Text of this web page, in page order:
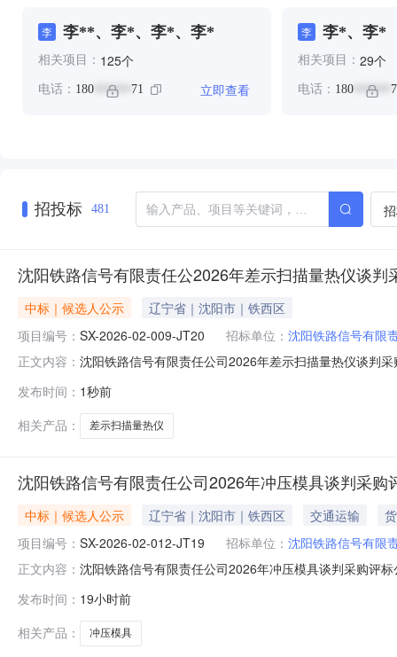
李 李**、李*、李*、李*
相关项目： 125个
电话： 180 ****** 71 立即查看
李 李*、李*
相关项目： 29个
电话： 180******
招投标 481
沈阳铁路信号有限责任公2026年差示扫描量热仪谈判
中标｜候选人公示
辽宁省｜沈阳市｜铁西区
项目编号： SX-2026-02-009-JT20 招标单位： 沈阳铁路信号有限
正文内容： 沈阳铁路信号有限责任公司2026年差示扫描量热仪谈判
推荐名次01包差示扫描量热仪北京神州技测科技有限公
害关系人
发布时间： 1秒前
相关产品：
差示扫描量热仪
沈阳铁路信号有限责任公司2026年冲压模具谈判采购
中标｜候选人公示 辽宁省｜沈阳市｜铁西区 交通运输
项目编号： SX-2026-02-012-JT19 招标单位： 沈阳铁路信号有限
正文内容： 沈阳铁路信号有限责任公司2026年冲压模具谈判采购评
阳沈信模具有限责任公司101包冲压模具沧州海容精密
体、明确
发布时间： 19小时前
相关产品：
冲压模具